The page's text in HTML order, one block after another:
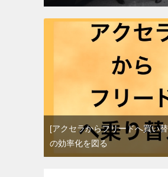
[アクセラからフリードへ買い
の効率化を図る